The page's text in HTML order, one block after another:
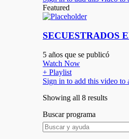
Featured
SECUESTRADOS
5 años que se publicó
Watch Now
+ Playlist
Sign in to add this video to
Showing all 8 results
Buscar programa
Search
for: